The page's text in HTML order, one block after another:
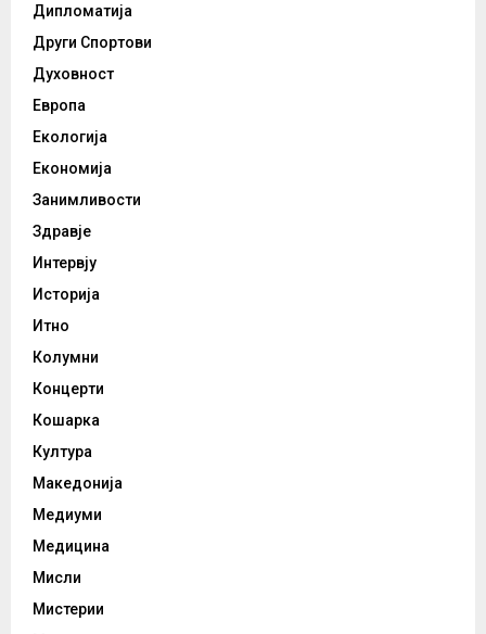
Дипломатија
Други Спортови
Духовност
Европа
Екологија
Економија
Занимливости
Здравје
Интервју
Историја
Итно
Колумни
Концерти
Кошарка
Култура
Македонија
Медиуми
Медицина
Мисли
Мистерии